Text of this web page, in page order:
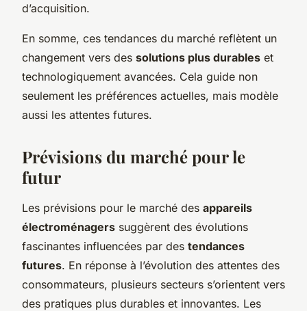
d’acquisition.
En somme, ces tendances du marché reflètent un
changement vers des solutions plus durables et
technologiquement avancées. Cela guide non
seulement les préférences actuelles, mais modèle
aussi les attentes futures.
Prévisions du marché pour le
futur
Les prévisions pour le marché des appareils
électroménagers suggèrent des évolutions
fascinantes influencées par des tendances
futures. En réponse à l’évolution des attentes des
consommateurs, plusieurs secteurs s’orientent vers
des pratiques plus durables et innovantes. Les